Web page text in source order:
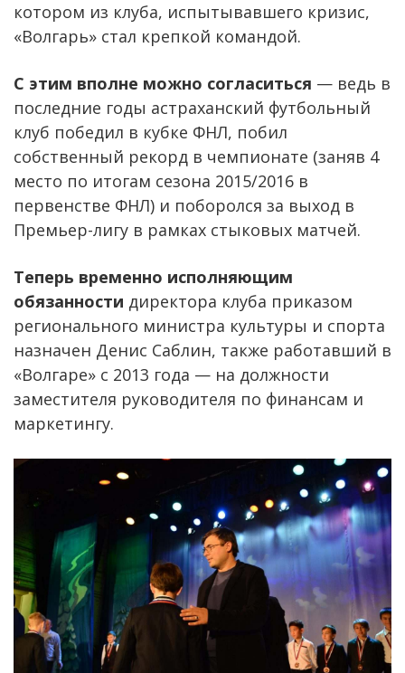
котором из клуба, испытывавшего кризис,
«Волгарь» стал крепкой командой.
С этим вполне можно согласиться — ведь в
последние годы астраханский футбольный
клуб победил в кубке ФНЛ, побил
собственный рекорд в чемпионате (заняв 4
место по итогам сезона 2015/2016 в
первенстве ФНЛ) и поборолся за выход в
Премьер-лигу в рамках стыковых матчей.
Теперь временно исполняющим
обязанности директора клуба приказом
регионального министра культуры и спорта
назначен Денис Саблин, также работавший в
«Волгаре» с 2013 года — на должности
заместителя руководителя по финансам и
маркетингу.